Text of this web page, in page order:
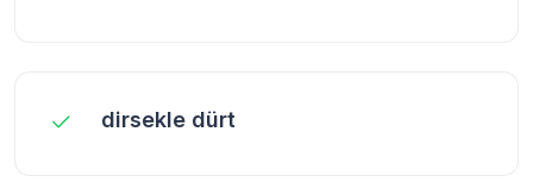
dirsekle dürt